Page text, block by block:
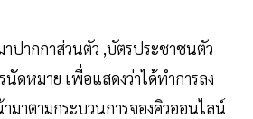
าปากกาส่วนตัว ,บัตรประชาชนตัว
นัดหมาย เพื่อแสดงว่าได้ทำการลง
มาตามกระบวนการจองคิวออนไลน์